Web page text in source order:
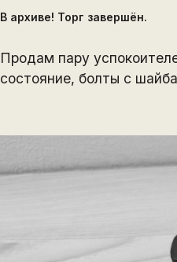
В архиве! Торг завершён.
Продам пару
состояние, болты с